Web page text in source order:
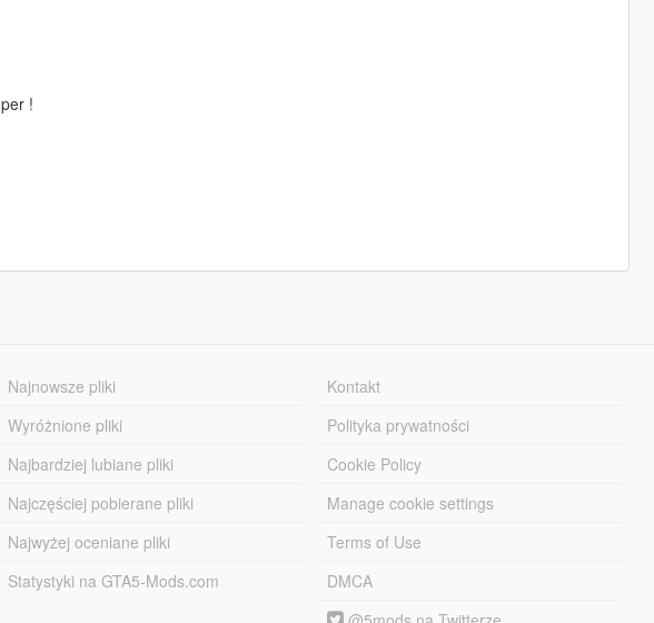
!
Najnowsze pliki
Wyróżnione pliki
Najbardziej lubiane pliki
Najczęściej pobierane pliki
Najwyżej oceniane pliki
Statystyki na GTA5-Mods.com
Kontakt
Polityka prywatności
Cookie Policy
Manage cookie settings
Terms of Use
DMCA